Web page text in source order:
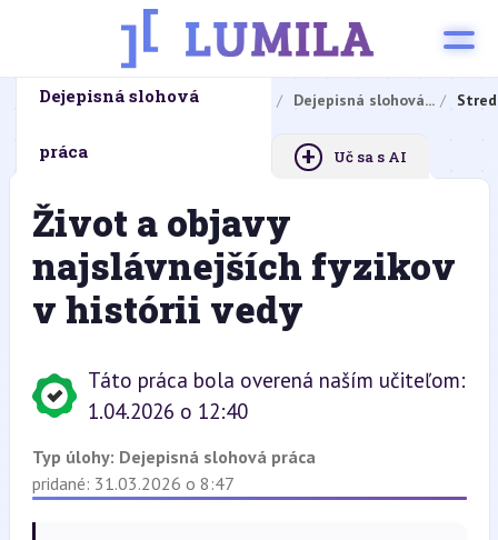
Domovská stránka Domáce úlohy Dejepisná slohová...
Dejepisná slohová
práca + Uč sa s AI
Život a objavy
najslávnejších fyzikov
v histórii vedy
Táto práca bola overená naším učiteľom:
1.04.2026 o 12:40
Typ úlohy: Dejepisná slohová práca
pridané: 31.03.2026 o 8:47